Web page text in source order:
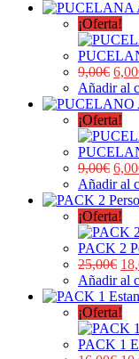
¡Oferta!
9,00€ 6,00
Añadir al
¡Oferta!
9,00€ 6,00
Añadir al
¡Oferta!
PACK 2
25,00€
Añadir al
¡Oferta!
PACK 1